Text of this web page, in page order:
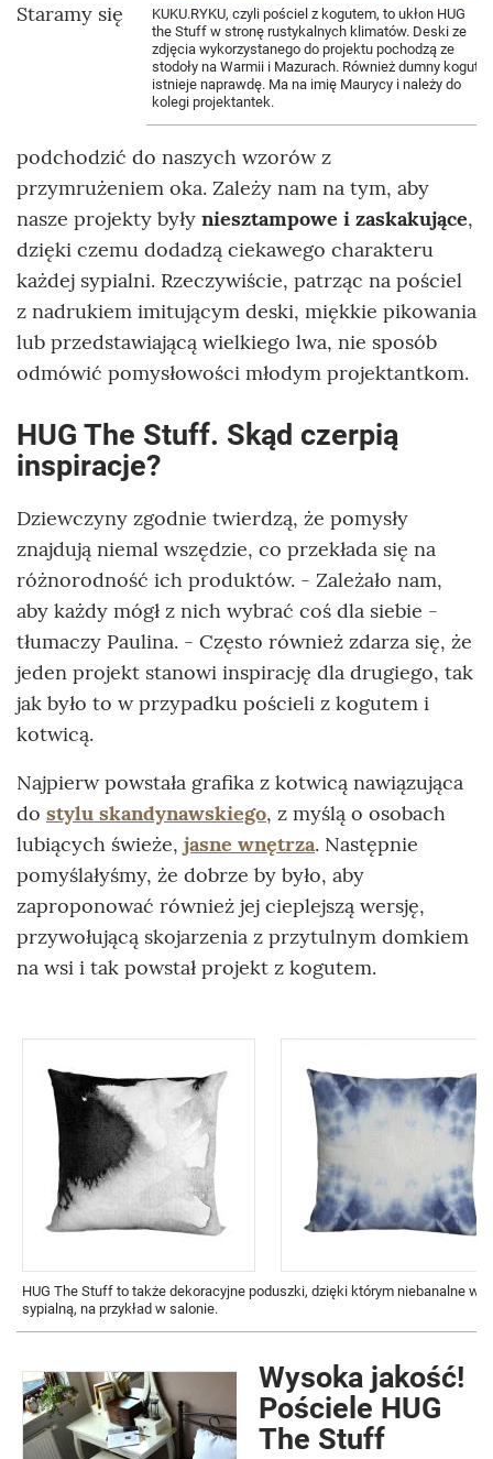
KUKU.RYKU, czyli pościel z kogutem, to ukłon HUG
the Stuff w stronę rustykalnych klimatów. Deski ze
zdjęcia wykorzystanego do projektu pochodzą ze
stodoły na Warmii i Mazurach. Również dumny kogut
istnieje naprawdę. Ma na imię Maurycy i należy do
kolegi projektantek.
Staramy się
podchodzić do naszych wzorów z
przymrużeniem oka. Zależy nam na tym, aby
nasze projekty były niesztampowe i zaskakujące,
dzięki czemu dodadzą ciekawego charakteru
każdej sypialni. Rzeczywiście, patrząc na pościel
z nadrukiem imitującym deski, miękkie pikowania
lub przedstawiającą wielkiego lwa, nie sposób
odmówić pomysłowości młodym projektantkom.
HUG The Stuff. Skąd czerpią
inspiracje?
Dziewczyny zgodnie twierdzą, że pomysły
znajdują niemal wszędzie, co przekłada się na
różnorodność ich produktów. - Zależało nam,
aby każdy mógł z nich wybrać coś dla siebie -
tłumaczy Paulina. - Często również zdarza się, że
jeden projekt stanowi inspirację dla drugiego, tak
jak było to w przypadku pościeli z kogutem i
kotwicą.
Najpierw powstała grafika z kotwicą nawiązująca
do stylu skandynawskiego, z myślą o osobach
lubiących świeże, jasne wnętrza. Następnie
pomyślałyśmy, że dobrze by było, aby
zaproponować również jej cieplejszą wersję,
przywołującą skojarzenia z przytulnym domkiem
na wsi i tak powstał projekt z kogutem.
HUG The Stuff to także dekoracyjne poduszki, dzięki którym niebanalne
sypialną, na przykład w salonie.
Wysoka jakość!
Pościele HUG
The Stuff